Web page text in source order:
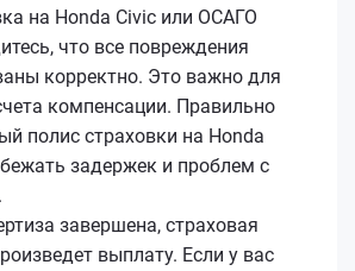
на Honda Civic или ОСАГО
что все повреждения
корректно. Это важно для
компенсации. Правильно
полис страховки на Honda
задержек и проблем с
завершена, страховая
выплату. Если у вас